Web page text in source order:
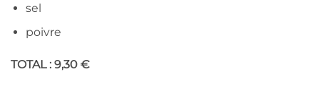
sel
poivre
TOTAL : 9,30 €